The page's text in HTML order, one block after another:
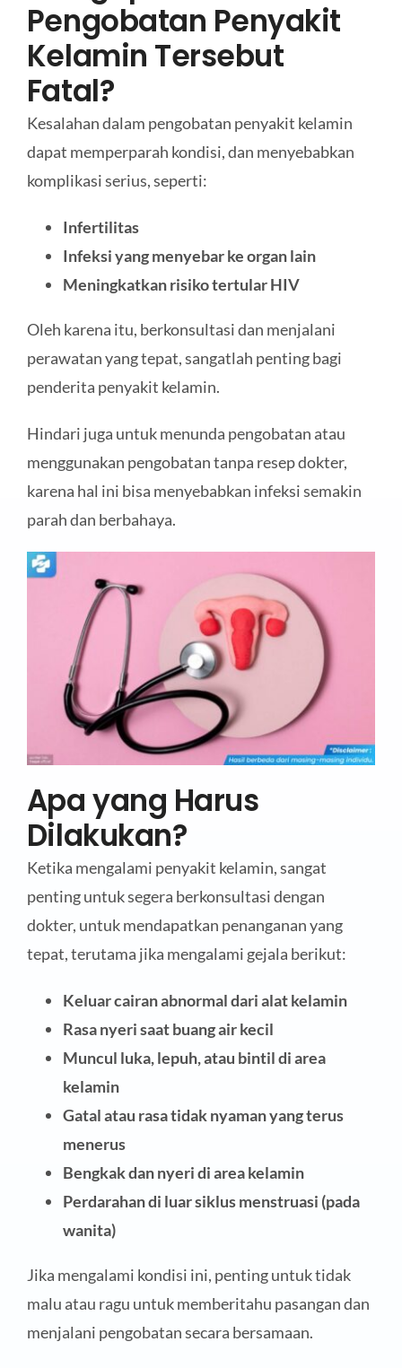
Pengobatan Penyakit
Kelamin Tersebut
Fatal?
Kesalahan dalam pengobatan penyakit kelamin
dapat memperparah kondisi, dan menyebabkan
komplikasi serius, seperti:
Infertilitas
Infeksi yang menyebar ke organ lain
Meningkatkan risiko tertular HIV
Oleh karena itu, berkonsultasi dan menjalani
perawatan yang tepat, sangatlah penting bagi
penderita penyakit kelamin.
Hindari juga untuk menunda pengobatan atau
menggunakan pengobatan tanpa resep dokter,
karena hal ini bisa menyebabkan infeksi semakin
parah dan berbahaya.
Apa yang Harus
Dilakukan?
Ketika mengalami penyakit kelamin, sangat
penting untuk segera berkonsultasi dengan
dokter, untuk mendapatkan penanganan yang
tepat, terutama jika mengalami gejala berikut:
Keluar cairan abnormal dari alat kelamin
Rasa nyeri saat buang air kecil
Muncul luka, lepuh, atau bintil di area
kelamin
Gatal atau rasa tidak nyaman yang terus
menerus
Bengkak dan nyeri di area kelamin
Perdarahan di luar siklus menstruasi (pada
wanita)
Jika mengalami kondisi ini, penting untuk tidak
malu atau ragu untuk memberitahu pasangan dan
menjalani pengobatan secara bersamaan.